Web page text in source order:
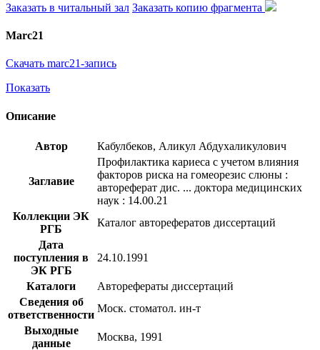
Заказать в читальный зал Заказать копию фрагмента
Marc21
Скачать marc21-запись
Показать
Описание
Автор Кабулбеков, Аликул Абдухаликулович
Заглавие
Профилактика кариеса с учетом влияния
факторов риска на гомеорезис слюны :
автореферат дис. ... доктора медицинских
наук : 14.00.21
Коллекции ЭК
РГБ
Каталог авторефератов диссертаций
Дата
поступления в
ЭК РГБ
24.10.1991
Каталоги
Авторефераты диссертаций
Сведения об
ответственности
Моск. стоматол. ин-т
Выходные
данные
Москва, 1991